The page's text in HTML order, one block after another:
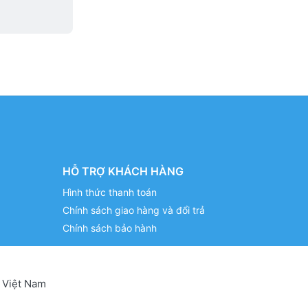
HỖ TRỢ KHÁCH HÀNG
Hình thức thanh toán
Chính sách giao hàng và đổi trả
Chính sách bảo hành
Nam